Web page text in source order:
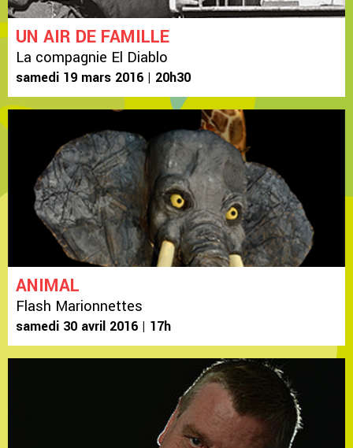
UN AIR DE FAMILLE
La compagnie El Diablo
samedi 19 mars 2016 | 20h30
ANIMAL
Flash Marionnettes
samedi 30 avril 2016 | 17h